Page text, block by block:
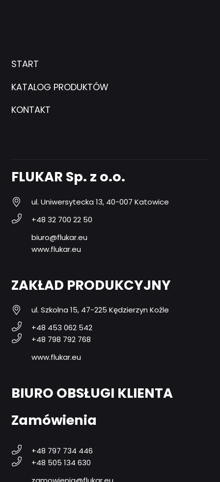
START
KATALOG PRODUKTÓW
KONTAKT
FLUKAR Sp. z o.o.
ul. Uniwersytecka 13, 40-007 Katowice
+48 32 700 22 50
biuro@flukar.eu
www.flukar.eu
ZAKŁAD PRODUKCYJNY
ul. Szkolna 15, 47-225 Kędzierzyn Koźle
+48 453 062 542
+48 798 792 768
www.flukar.eu
BIURO OBSŁUGI KLIENTA
Zamówienia
+48 797 734 446
+48 505 134 630